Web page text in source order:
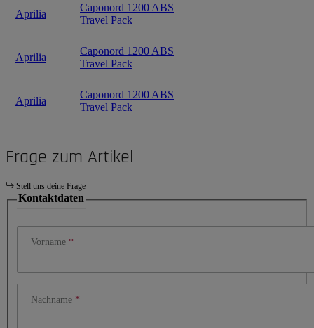
Aprilia
Caponord 1200 ABS
Travel Pack
Aprilia
Caponord 1200 ABS
Travel Pack
Aprilia
Caponord 1200 ABS
Travel Pack
Frage zum Artikel
Stell uns deine Frage
Kontaktdaten
Vorname
Nachname